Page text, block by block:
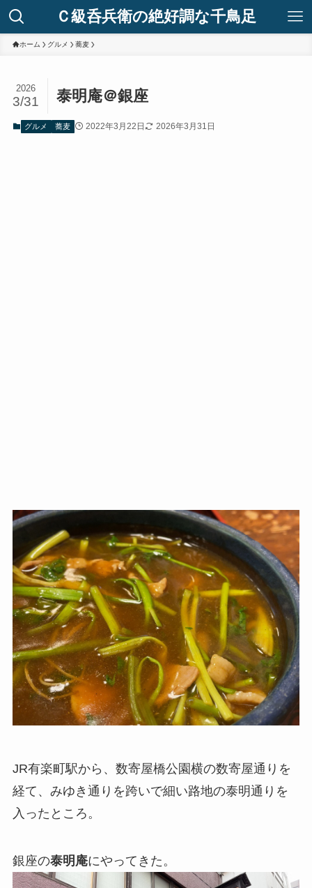
Ｃ級呑兵衛の絶好調な千鳥足
ホーム グルメ 蕎麦
泰明庵＠銀座
2026
3/31
グルメ 蕎麦 2022年3月22日 2026年3月31日
JR有楽町駅から、数寄屋橋公園横の数寄屋通りを
経て、みゆき通りを跨いで細い路地の泰明通りを
入ったところ。
銀座の泰明庵にやってきた。